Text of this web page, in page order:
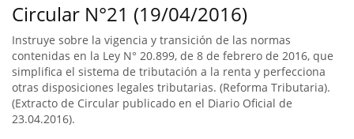
Circular N°21 (19/04/2016)
Instruye sobre la vigencia y transición de las normas
contenidas en la Ley N° 20.899, de 8 de febrero de 2016, que
simplifica el sistema de tributación a la renta y perfecciona
otras disposiciones legales tributarias. (Reforma Tributaria).
(Extracto de Circular publicado en el Diario Oficial de
23.04.2016).